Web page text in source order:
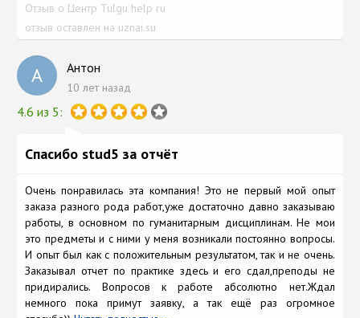
Отзыв о Центр Tulgu help ru
отзыв оставлен на uznai.su
А Антон
10 лет назад
4.6 из 5:
Спасибо stud5 за отчёт
Очень понравилась эта компания! Это не первый мой опыт
заказа разного рода работ,уже достаточно давно заказываю
работы, в основном по гуманитарным дисциплинам. Не мои
это предметы и с ними у меня возникали постоянно вопросы.
И опыт был как с положительным результатом, так и не очень.
Заказывал отчет по практике здесь и его сдал,преподы не
придирались. Вопросов к работе абсолютно нет.Ждал
немного пока примут заявку, а так ещё раз огромное